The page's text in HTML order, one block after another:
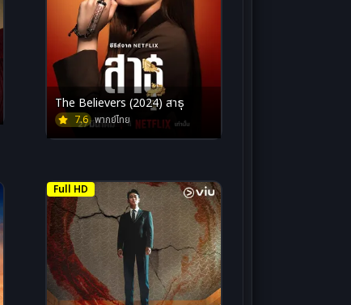
The Believers (2024) สาธุ
7.6 พากย์ไทย
Full HD